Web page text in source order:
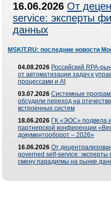
16.06.2026 От
service: эксперты
данных
MSKIT.RU: последние новости
04.08.2026 Российский RPA-
от автоматизации задач к
процессами и AI
03.07.2026 Системные
обсудили переход на
встроенных систем
18.06.2026 ГК «ЭОС» подвела
партнерской конференции
документооборот – 2026»
16.06.2026 От
governed self-service: эксперты
смену парадигмы на рынке